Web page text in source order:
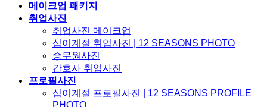
메이크업 패키지
취업사진
취업사진 메이크업
십이계절 취업사진 | 12 SEASONS PHOTO
승무원사진
간호사 취업사진
프로필사진
십이계절 프로필사진 | 12 SEASONS PROFILE